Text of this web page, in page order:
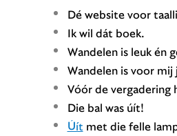
Dé website voor
Ik wil dát boek.
Wandelen is leuk én
Wandelen is voor mij
Vóór de vergadering
Die bal was úít!
Úít met die felle